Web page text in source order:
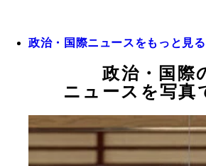
政治・国際ニュースをもっと見る
政治・国際
ニュースを写真